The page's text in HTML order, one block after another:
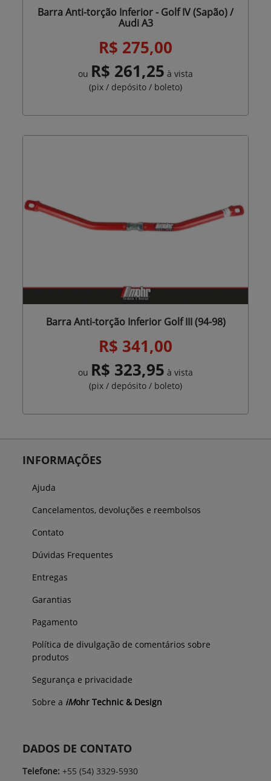
Barra Anti-torção Inferior - Golf IV (Sapão) /
Audi A3
R$ 275,00
ou R$ 261,25 à vista
(pix / depósito / boleto)
Barra Anti-torção Inferior Golf III (94-98)
R$ 341,00
ou R$ 323,95 à vista
(pix / depósito / boleto)
INFORMAÇÕES
Ajuda
Cancelamentos, devoluções e reembolsos
Contato
Dúvidas Frequentes
Entregas
Garantias
Pagamento
Política de divulgação de comentários sobre
produtos
Segurança e privacidade
Sobre a iMohr Technic & Design
DADOS DE CONTATO
Telefone: +55 (54) 3329-5930